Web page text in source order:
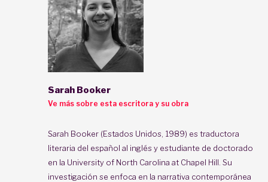
Sarah Booker
Ve más sobre esta escritora y su obra
Sarah Booker (Estados Unidos, 1989) es traductora
literaria del español al inglés y estudiante de doctorado
en la University of North Carolina at Chapel Hill. Su
investigación se enfoca en la narrativa contemporánea